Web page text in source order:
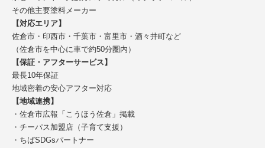
その他主要塗料メーカー
【対応エリア】
佐倉市・印西市・千葉市・富里市・酒々井町など
（佐倉市を中心に車で約50分圏内）
【保証・アフターサービス】
最長10年保証
地域密着の安心アフター対応
【地域連携】
・佐倉市広報「こうほう佐倉」掲載
・チーパス加盟店（子育て支援）
・ちばSDGsパートナー